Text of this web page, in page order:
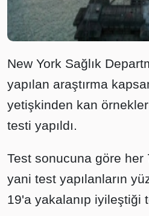
New York Sağlık
yapılan araştırma
yetişkinden kan
testi yapıldı.
Test sonucuna göre her
yani test yapılanların
19'a yakalanıp iyileştiği